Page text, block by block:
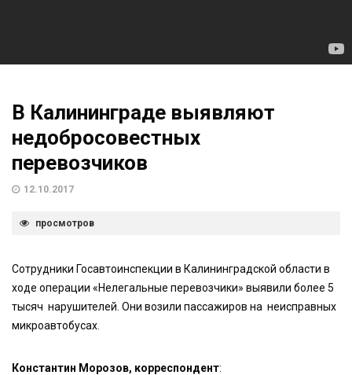
В Калининграде выявляют
недобросовестных
перевозчиков
12.10.2017
просмотров
Сотрудники Госавтоинспекции в Калининградской области в
ходе операции «Нелегальные перевозчики» выявили более 5
тысяч нарушителей. Они возили пассажиров на неисправных
микроавтобусах.
Константин Морозов, корреспондент: